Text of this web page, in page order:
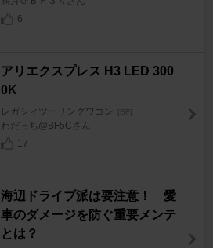
6
アリエクスプレス H3 LED 300
0K
レガシィツーリングワゴン [BF]
わだっち@BF5Cさん
17
海辺ドライブ派は要注意！ 愛
車のダメージを防ぐ重要メンテ
とは？